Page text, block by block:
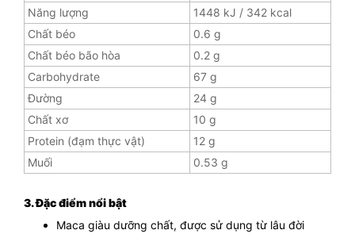
Năng lượng
1448 kJ / 342 kcal
Chất béo
0.6 g
Chất béo bão hòa
0.2 g
Carbohydrate
67 g
Đường
24 g
Chất xơ
10 g
Protein (đạm thực vật)
12 g
Muối
0.53 g
3. Đặc điểm nổi bật
Maca giàu dưỡng chất, được sử dụng từ lâu đời